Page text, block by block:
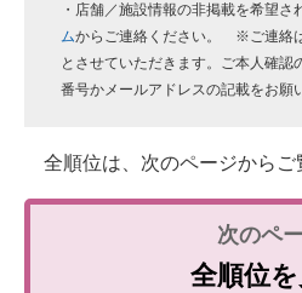
・店舗／施設情報の非掲載を希望さ
ムからご連絡ください。 ※ご連絡
とさせていただきます。ご本人確認
番号かメールアドレスの記載をお願
全順位は、次のページからご
全順位